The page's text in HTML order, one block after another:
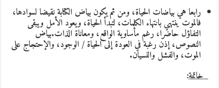
رابعا هي بياضات الحياة، ومن ثم يكون بياض الكتابة نقيضا لسوادها،
فالموت ينتهي بانتهاء الكلمات، لتبدأ الحياة، ويعود الأمل ويبقى
التفاؤل حاضرا، رغم مأساوية الواقع، ومعاناة الذات.بياض
النصوص، إذن رغبة في العودة إلى الحياة / الوجود، والإحتجاج على
الموت، والفشل والنسيان.
خاتمة: